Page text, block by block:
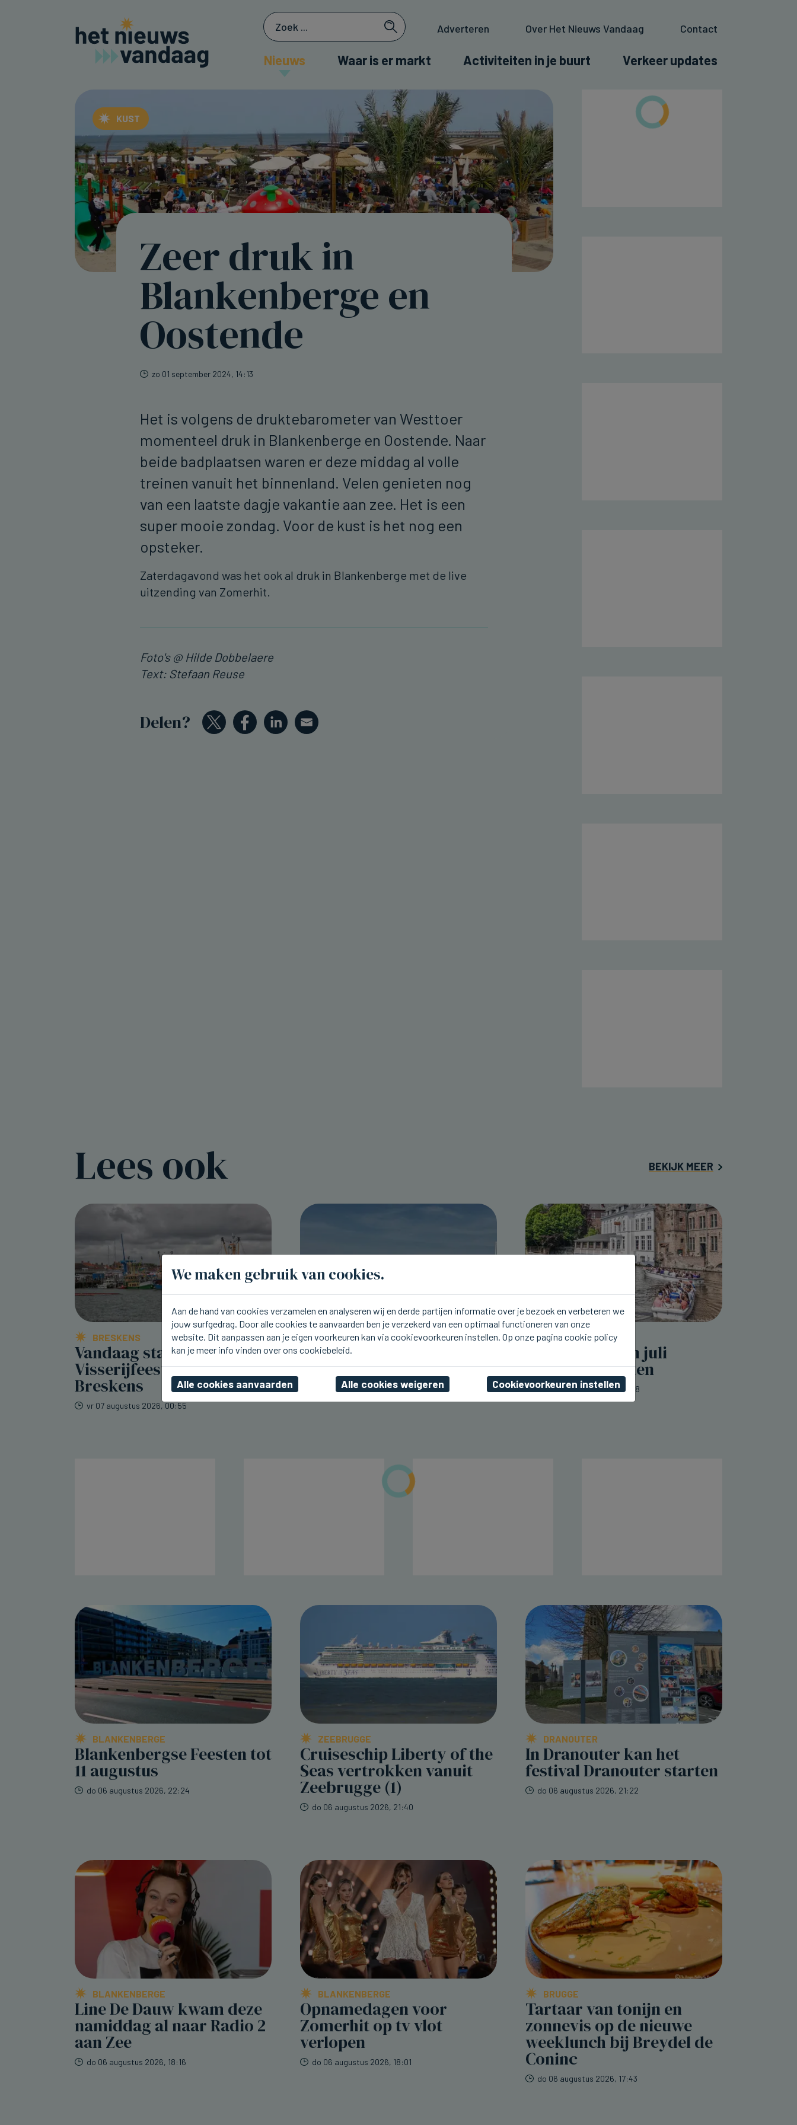
Adverteren Over Het Nieuws Vandaag Contact
Nieuws Waar is er markt Activiteiten in je buurt Verkeer updates
KUST
Zeer druk in
Blankenberge en
Oostende
zo 01 september 2024, 14:13
Het is volgens de druktebarometer van Westtoer
momenteel druk in Blankenberge en Oostende. Naar
beide badplaatsen waren er deze middag al volle
treinen vanuit het binnenland. Velen genieten nog
van een laatste dagje vakantie aan zee. Het is een
super mooie zondag. Voor de kust is het nog een
opsteker.
Zaterdagavond was het ook al druk in Blankenberge met de live
uitzending van Zomerhit.
Foto's @ Hilde Dobbelaere
Text: Stefaan Reuse
Delen?
Lees ook BEKIJK MEER
BRESKENS
Vandaag starten
Visserijfeesten in
Breskens
vr 07 augustus 2026, 00:55
KNOKKE-HEIST
1,1 miljoen bezoekers in
juli naar Knokke-Heist
vr 07 augustus 2026, 00:25
BRUGGE
Brugge lokte in juli
850.000 toeristen
do 06 augustus 2026, 23:48
BLANKENBERGE
Blankenbergse Feesten tot
11 augustus
do 06 augustus 2026, 22:24
ZEEBRUGGE
Cruiseschip Liberty of the
Seas vertrokken vanuit
Zeebrugge (1)
do 06 augustus 2026, 21:40
DRANOUTER
In Dranouter kan het
festival Dranouter starten
do 06 augustus 2026, 21:22
BLANKENBERGE
Line De Dauw kwam deze
namiddag al naar Radio 2
aan Zee
do 06 augustus 2026, 18:16
BLANKENBERGE
Opnamedagen voor
Zomerhit op tv vlot
verlopen
do 06 augustus 2026, 18:01
BRUGGE
Tartaar van tonijn en
zonnevis op de nieuwe
weeklunch bij Breydel de
Coninc
do 06 augustus 2026, 17:43
We maken gebruik van cookies.
Aan de hand van cookies verzamelen en analyseren wij en derde partijen informatie over je bezoek en verbeteren we
jouw surfgedrag. Door alle cookies te aanvaarden ben je verzekerd van een optimaal functioneren van onze
website. Dit aanpassen aan je eigen voorkeuren kan via cookievoorkeuren instellen. Op onze pagina cookie policy
kan je meer info vinden over ons cookiebeleid.
Alle cookies aanvaarden Alle cookies weigeren Cookievoorkeuren instellen